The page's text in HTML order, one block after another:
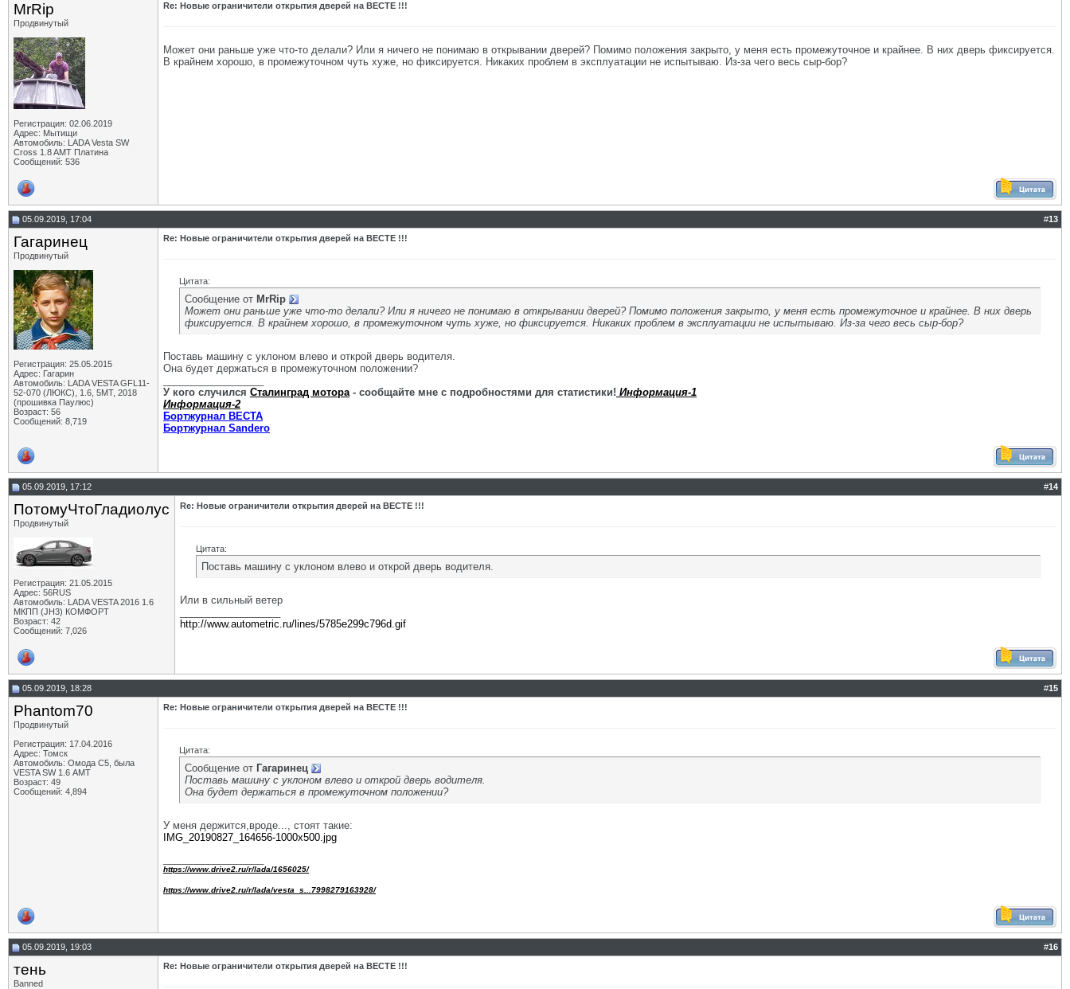
MrRip
Продвинутый
Регистрация: 02.06.2019
Адрес: Мытищи
Автомобиль: LADA Vesta SW
Cross 1.8 AMT Платина
Сообщений: 536
Re: Новые ограничители открытия дверей на ВЕСТЕ !!!
Может они раньше уже что-то делали? Или я ничего не понимаю в открывании дверей? Помимо положения закрыто, у меня есть промежуточное и крайнее. В них дверь фиксируется.
В крайнем хорошо, в промежуточном чуть хуже, но фиксируется. Никаких проблем в эксплуатации не испытываю. Из-за чего весь сыр-бор?
05.09.2019, 17:04 #13
Гагаринец
Продвинутый
Регистрация: 25.05.2015
Адрес: Гагарин
Автомобиль: LADA VESTA GFL11-
52-070 (ЛЮКС), 1.6, 5МТ, 2018
(прошивка Паулюс)
Возраст: 56
Сообщений: 8,719
Re: Новые ограничители открытия дверей на ВЕСТЕ !!!
Цитата:
Сообщение от MrRip
Может они раньше уже что-то делали? Или я ничего не понимаю в открывании дверей? Помимо положения закрыто, у меня есть промежуточное и крайнее. В них дверь
фиксируется. В крайнем хорошо, в промежуточном чуть хуже, но фиксируется. Никаких проблем в эксплуатации не испытываю. Из-за чего весь сыр-бор?
Поставь машину с уклоном влево и открой дверь водителя.
Она будет держаться в промежуточном положении?
У кого случился Сталинград мотора- сообщайте мне с подробностями для статистики! Информация-1
Информация-2
Бортжурнал ВЕСТА
Бортжурнал Sandero
05.09.2019, 17:12 #14
ПотомуЧтоГладиолус
Продвинутый
Регистрация: 21.05.2015
Адрес: 56RUS
Автомобиль: LADA VESTA 2016 1.6
МКПП (JH3) КОМФОРТ
Возраст: 42
Сообщений: 7,026
Re: Новые ограничители открытия дверей на ВЕСТЕ !!!
Цитата:
Поставь машину с уклоном влево и открой дверь водителя.
Или в сильный ветер
http://www.autometric.ru/lines/5785e299c796d.gif
05.09.2019, 18:28 #15
Phantom70
Продвинутый
Регистрация: 17.04.2016
Адрес: Томск
Автомобиль: Омода С5, была
VESTA SW 1.6 АМТ
Возраст: 49
Сообщений: 4,894
Re: Новые ограничители открытия дверей на ВЕСТЕ !!!
Цитата:
Сообщение от Гагаринец
Поставь машину с уклоном влево и открой дверь водителя.
Она будет держаться в промежуточном положении?
У меня держится,вроде..., стоят такие:
IMG_20190827_164656-1000x500.jpg
https://www.drive2.ru/r/lada/1656025/
https://www.drive2.ru/r/lada/vesta_s...7998279163928/
05.09.2019, 19:03 #16
тень
Banned
Re: Новые ограничители открытия дверей на ВЕСТЕ !!!